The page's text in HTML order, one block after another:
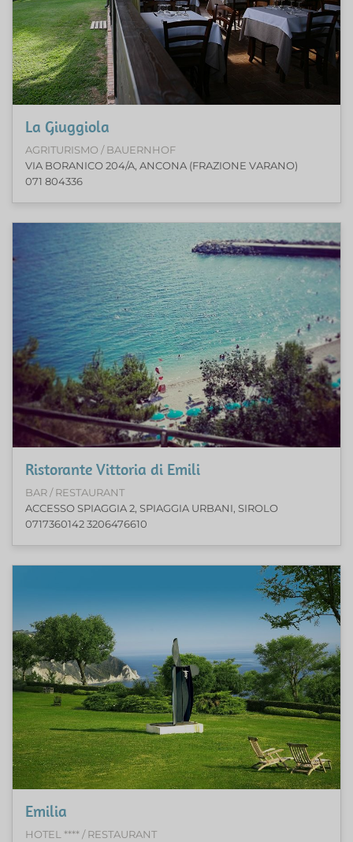
La Giuggiola
AGRITURISMO / BAUERNHOF
VIA BORANICO 204/A, ANCONA (FRAZIONE VARANO)
071 804336
Ristorante Vittoria di Emili
BAR / RESTAURANT
ACCESSO SPIAGGIA 2, SPIAGGIA URBANI, SIROLO
0717360142 3206476610
Emilia
HOTEL **** / RESTAURANT